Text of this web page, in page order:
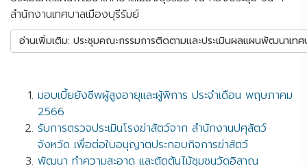
สำนักงานเทศบาลเมืองบุรีรัมย์
อ่านเพิ่มเติม: ประชุมคณะกรรมการติดตามและประเมินผลแผนพัฒนาเท
มอบเบี้ยยังชีพผู้สูงอายุและผู้พิการ ประจำเดือน พฤษภาคม
2566
รับการตรวจประเมินโรงฆ่าสัตว์จาก สำนักงานปศุสัตว์
จังหวัด เพื่อต่อใบอนุญาตประกอบกิจการฆ่าสัตว์
พัฒนา ทำความสะอาด และตัดต้นไม้ชุมชนวัดอิสาณ